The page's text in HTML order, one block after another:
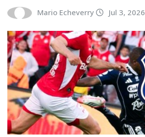
Mario Echeverry Jul 3, 2026